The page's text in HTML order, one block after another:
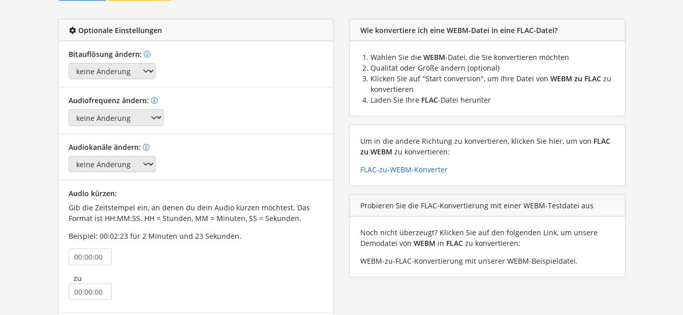
Optionale Einstellungen
Bitauflösung ändern:
Audiofrequenz ändern:
Audiokanäle ändern:
Audio kürzen:
Gib die Zeitstempel ein, an denen du dein Audio kürzen möchtest. Das
Format ist HH:MM:SS. HH = Stunden, MM = Minuten, SS = Sekunden.
Beispiel: 00:02:23 für 2 Minuten und 23 Sekunden.
zu
Wie konvertiere ich eine WEBM-Datei in eine FLAC-Datei?
Wählen Sie die WEBM-Datei, die Sie konvertieren möchten
Qualität oder Größe ändern (optional)
Klicken Sie auf "Start conversion", um Ihre Datei von WEBM zu FLAC zu
konvertieren
Laden Sie Ihre FLAC-Datei herunter
Um in die andere Richtung zu konvertieren, klicken Sie hier, um von FLAC
zu WEBM zu konvertieren:
FLAC-zu-WEBM-Konverter
Probieren Sie die FLAC-Konvertierung mit einer WEBM-Testdatei aus
Noch nicht überzeugt? Klicken Sie auf den folgenden Link, um unsere
Demodatei von WEBM in FLAC zu konvertieren:
WEBM-zu-FLAC-Konvertierung mit unserer WEBM-Beispieldatei.